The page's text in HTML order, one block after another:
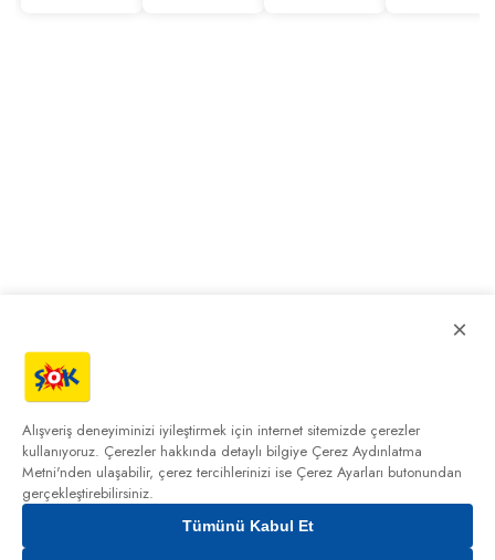
×
Alışveriş deneyiminizi iyileştirmek için internet sitemizde çerezler
kullanıyoruz. Çerezler hakkında detaylı bilgiye Çerez Aydınlatma
Metni'nden ulaşabilir, çerez tercihlerinizi ise Çerez Ayarları butonundan
gerçekleştirebilirsiniz.
Tümünü Kabul Et